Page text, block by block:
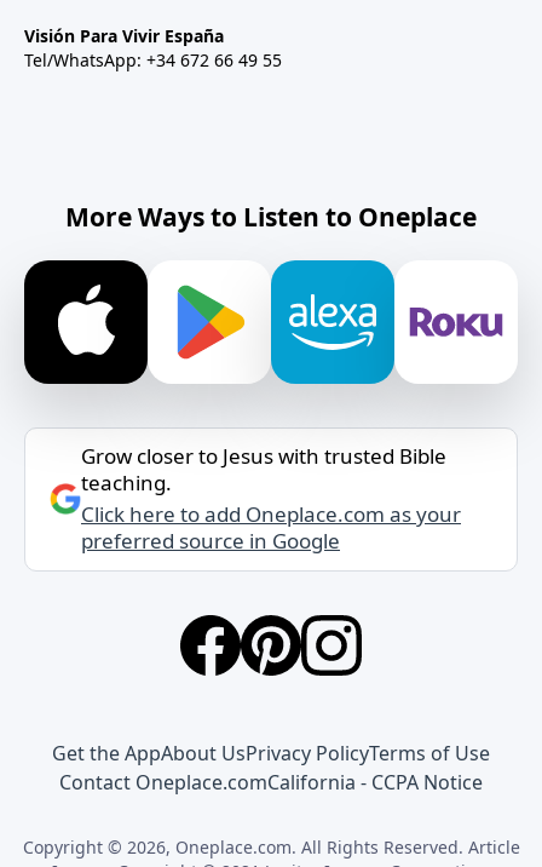
Visión Para Vivir España
Tel/WhatsApp: +34 672 66 49 55
More Ways to Listen to Oneplace
Grow closer to Jesus with trusted Bible
teaching.
Click here to add Oneplace.com as your
preferred source in Google
Get the AppAbout UsPrivacy PolicyTerms of Use
Contact Oneplace.comCalifornia - CCPA Notice
Copyright © 2026, Oneplace.com. All Rights Reserved. Article